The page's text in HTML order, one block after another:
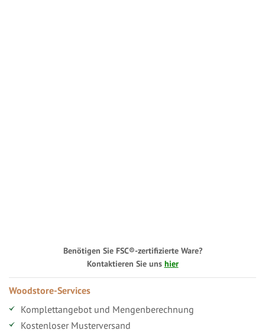
Benötigen Sie FSC®-zertifizierte Ware?
Kontaktieren Sie uns hier
Woodstore-Services
Komplettangebot und Mengenberechnung
Kostenloser Musterversand